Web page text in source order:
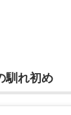
馴れ初め